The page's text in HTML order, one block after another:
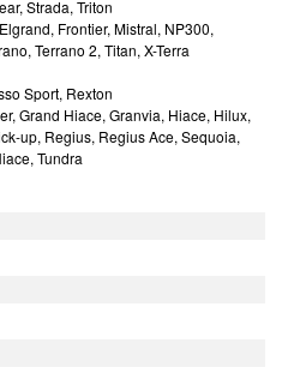
Strada, Triton
Frontier, Mistral, NP300,
Terrano 2, Titan, X-Terra
Sport, Rexton
Grand Hiace, Granvia, Hiace, Hilux,
up, Regius, Regius Ace, Sequoia,
Tundra